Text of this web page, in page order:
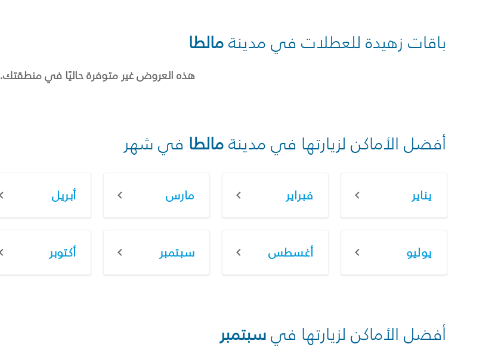
باقات زهيدة للعطلات في مدينةمالطا
هذه العروض غير متوفرة حاليًا في منطقتك.
أفضل الأماكن لزيارتها في مدينةمالطا في شهر
يناير فبراير مارس أبريل
يوليو أغسطس سبتمبر أكتوبر
أفضل الأماكن لزيارتها فيسبتمبر